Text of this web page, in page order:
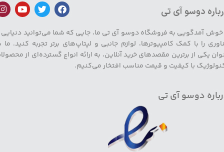
دوسو آی تی
خوش آمدگویی به فروشگاه دوسو آی تی ما، جایی که شما می‌توانید دنیایی
را با کمک کامپیوترها، لوازم جانبی و لپتاپ‌های برتر تجربه کنید. ما
یکی از برترین مقصدهای خرید آنلاین، به ارائه انواع گسترده‌ای از
با کیفیت و قیمت مناسب افتخار می‌کنیم.
دوسو آی تی